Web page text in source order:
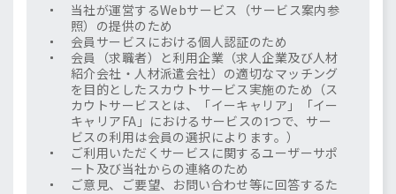
当社が運営するWebサービス（サービス案内参
照）の提供のため
会員サービスにおける個人認証のため
会員（求職者）と利用企業（求人企業及び人材
紹介会社・人材派遣会社）の適切なマッチング
を目的としたスカウトサービス実施のため（ス
カウトサービスとは、「イーキャリア」「イー
キャリアFA」におけるサービスの1つで、サー
ビスの利用は会員の選択によります。）
ご利用いただくサービスに関するユーザーサポ
ート及び当社からの連絡のため
ご意見、ご要望、お問い合わせ等に回答するた